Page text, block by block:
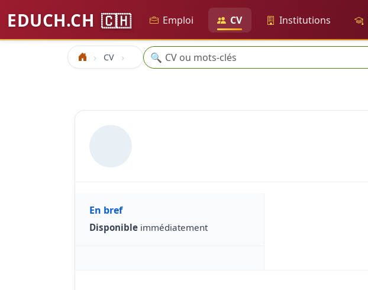
EDUCH.CH 🇨🇭 Emploi CV Institutions
Accueil CV Recherche
🔍
En bref
Disponible immédiatement